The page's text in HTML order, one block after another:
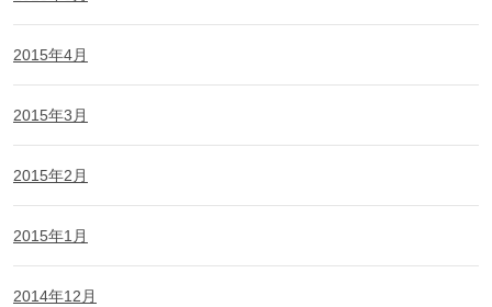
2015年4月
2015年3月
2015年2月
2015年1月
2014年12月